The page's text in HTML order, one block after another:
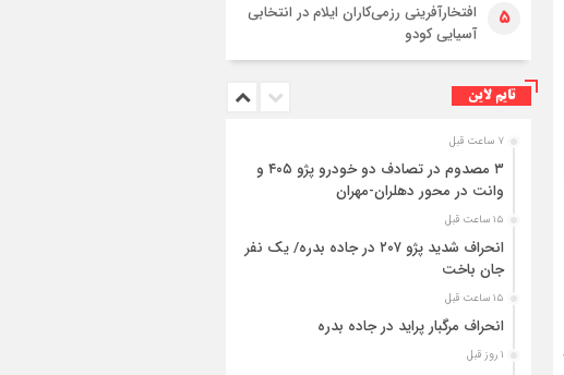
۵
افتخارآفرینی رزمی‌کاران ایلام در انتخابی
آسیایی کودو
تایم لاین
۷ ساعت قبل
۳ مصدوم در تصادف دو خودرو پژو ۴۰۵ و
وانت در محور دهلران-مهران
۱۵ ساعت قبل
انحراف شدید پژو ۲۰۷ در جاده بدره/ یک نفر
جان باخت
۱۵ ساعت قبل
انحراف مرگبار پراید در جاده بدره
۱ روز قبل